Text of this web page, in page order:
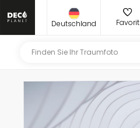
Deutschland Favorit